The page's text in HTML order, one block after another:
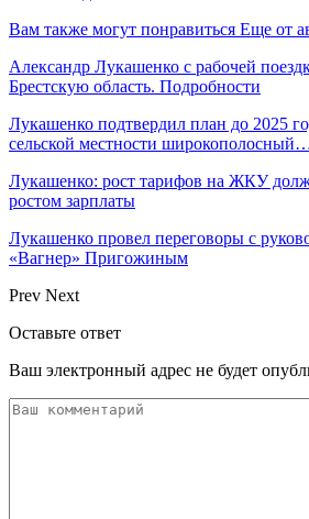
Вам также могут понравиться Еще от
Александр Лукашенко с рабочей
Брестскую область. Подробности
Лукашенко подтвердил план до 2025
сельской местности
Лукашенко: рост тарифов на ЖКУ
ростом зарплаты
Лукашенко провел переговоры с
«Вагнер» Пригожиным
Prev Next
Оставьте ответ
Ваш электронный адрес не будет